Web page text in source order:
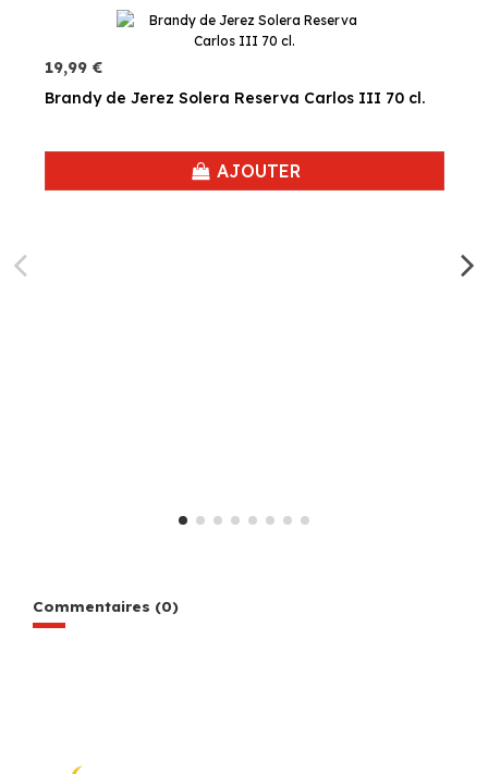
19,99 €
Brandy de Jerez Solera Reserva Carlos III 70 cl.
AJOUTER
Commentaires (0)